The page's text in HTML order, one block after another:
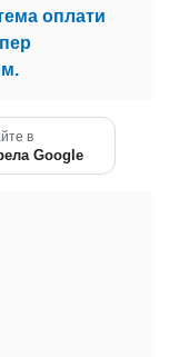
оплати
в
Google